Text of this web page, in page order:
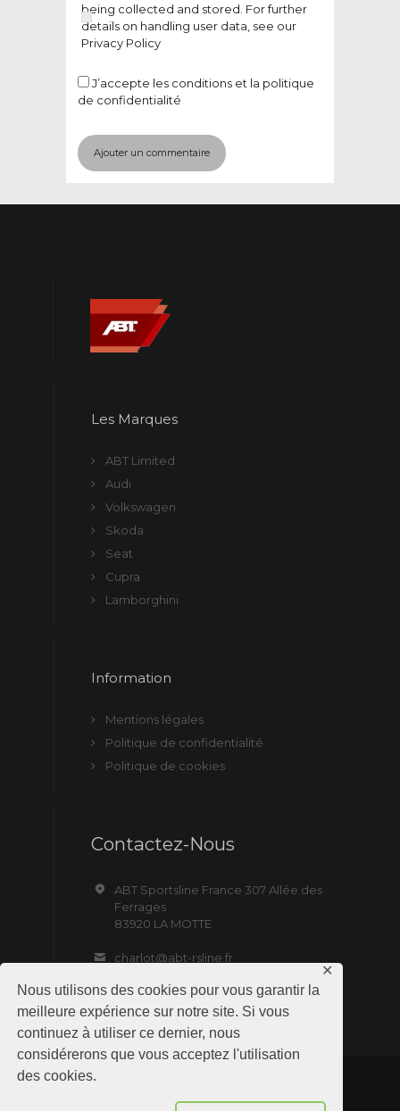
Nous utilisons des cookies pour vous garantir la
meilleure expérience sur notre site. Si vous
continuez à utiliser ce dernier, nous
considérerons que vous acceptez l'utilisation
des cookies.
✕
being collected and stored. For further
details on handling user data, see our
Privacy Policy
J’accepte les conditions et la politique
de confidentialité
Les Marques
ABT Limited
Audi
Volkswagen
Skoda
Seat
Cupra
Lamborghini
Information
Mentions légales
Politique de confidentialité
Politique de cookies
Contactez-Nous
ABT Sportsline France 307 Allée des
Ferrages
83920 LA MOTTE
charlot@abt-rsline.fr
ABT Sportsline France © 2019 All Rights